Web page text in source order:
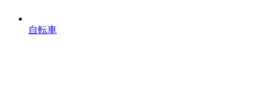
自転車